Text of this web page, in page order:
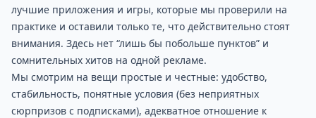
лучшие приложения и игры, которые мы проверили на
практике и оставили только те, что действительно стоят
внимания. Здесь нет “лишь бы побольше пунктов” и
сомнительных хитов на одной рекламе.
Мы смотрим на вещи простые и честные: удобство,
стабильность, понятные условия (без неприятных
сюрпризов с подписками), адекватное отношение к